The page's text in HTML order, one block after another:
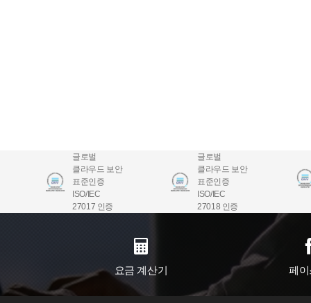
글로벌
클라우드 보안
표준인증
ISO/IEC
27017 인증
글로벌
클라우드 보안
표준인증
ISO/IEC
27018 인증
요금 계산기 페